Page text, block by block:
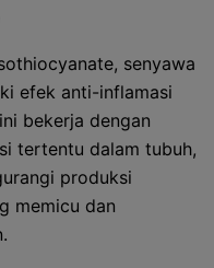
senyawa
efek anti-inflamasi
bekerja dengan
tertentu dalam tubuh,
produksi
memicu dan